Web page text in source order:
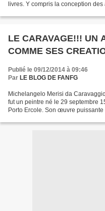
livres. Y compris la conception
LE CARAVAGE!!! UN ARTISTE CLAIR/OBSCUR
COMME SES
Publié le 09/12/2014 à 09:46
Par LE BLOG DE FANFG
Michelangelo Merisi da
fut un peintre né le 29 septembre
Porto Ercole. Son œuvre